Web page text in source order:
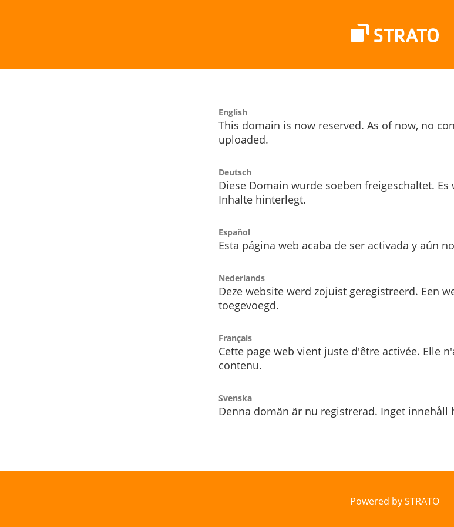
English
This domain is now reserved. As of now, no
uploaded.
Deutsch
Diese Domain wurde soeben freigeschaltet.
Inhalte hinterlegt.
Español
Esta página web acaba de ser activada y aún
Nederlands
Deze website werd zojuist geregistreerd. Een
toegevoegd.
Français
Cette page web vient juste d'être activée. Elle
contenu.
Svenska
Denna domän är nu registrerad. Inget innehåll
Powered by STRATO